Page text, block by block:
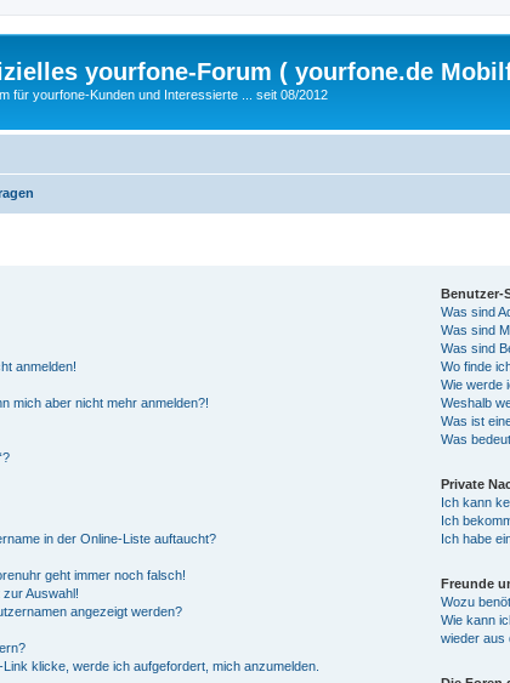
yourfone-Forum ( yourfone.de
für yourfone-Kunden und Interessierte ... seit 08/2012
anmelden!
mich aber nicht mehr anmelden?!
in der Online-Liste auftaucht?
geht immer noch falsch!
Auswahl!
angezeigt werden?
klicke, werde ich aufgefordert, mich anzumelden.
Benutzer-
Was sind
Was sind
Was sind
Wo finde
Wie werde
Weshalb
Was ist
Was
Private
Ich kann
Ich
Ich habe
Freunde
Wozu
Wie kann
wieder aus